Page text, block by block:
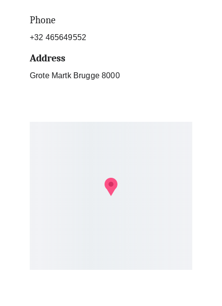
Phone
+32 465649552
Address
Grote Martk Brugge 8000